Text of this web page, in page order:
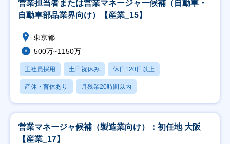
営業担当者または営業マネージャー候補（自動車・
自動車部品業界向け）【産業_15】
東京都
500万~1150万
正社員採用 土日祝休み 休日120日以上
産休・育休あり 月残業20時間以内
営業マネージャ候補（製造業向け）：初任地 大阪
【産業_17】